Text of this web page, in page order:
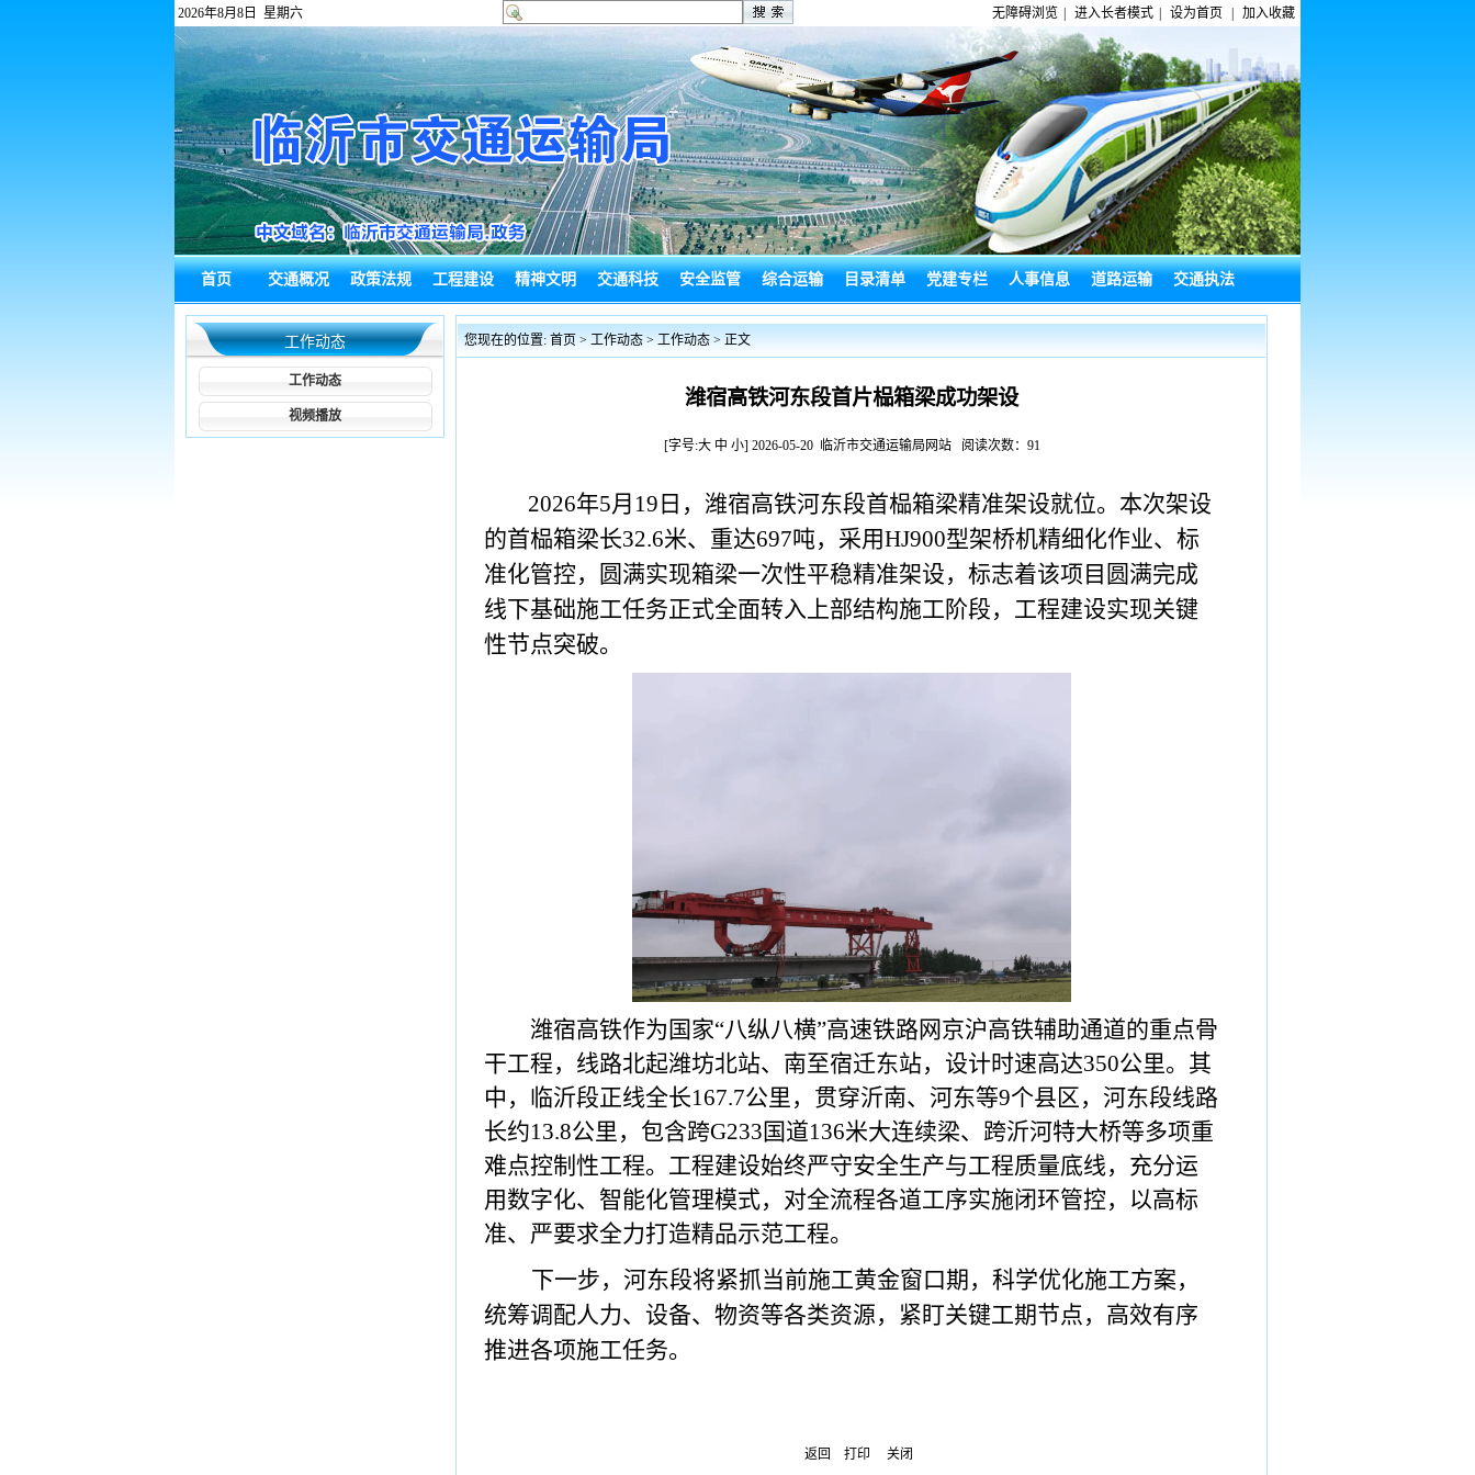
2026年8月8日 星期六 无障碍浏览 进入长者模式 设为首页 加入收藏
首页 交通概况 政策法规 工程建设 精神文明 交通科技 安全监管 综合运输 目录清单 党建专栏 人事信息 道路运输 交通执法
政府信息公 热点回应 通知公告 综合新闻 政务信息 局长信箱 信访投诉 建言献策
工作动态
工作动态
工作动态
视频播放
您现在的位置: 首页 > 工作动态 > 工作动态 > 正文
潍宿高铁河东段首片榀箱梁成功架设
[字号:大 中 小] 2026-05-20 临沂市交通运输局网站 阅读次数： 91
2026年5月 19 日，潍宿高铁河东段首榀箱梁精准架设就位。本次架设
的首榀箱梁长32.6米、重达697吨，采用HJ900型架桥机精细化作业、标
准化管控，圆满实现箱梁一次性平稳精准架设，标志着该项目圆满完成
线下基础施工任务正式全面转入上部结构施工阶段，工程建设实现关键
性节点突破。
潍宿高铁作为国家“八纵八横”高速铁路网京沪高铁辅助通道的重点骨
干工程，线路北起潍坊北站、南至宿迁东站，设计时速高达350公里。其
中，临沂段正线全长167.7公里，贯穿沂南、河东等9个县区，河东段线路
长约13.8公里，包含跨G233国道136米大连续梁、跨沂河特大桥等多项重
难点控制性工程。工程建设始终严守安全生产与工程质量底线，充分运
用数字化、智能化管理模式，对全流程各道工序实施闭环管控，以高标
准、严要求全力打造精品示范工程。
下一步，河东段将紧抓当前施工黄金窗口期，科学优化施工方案，
统筹调配人力、设备、物资等各类资源，紧盯关键工期节点，高效有序
推进各项施工任务。
返回 打印 关闭